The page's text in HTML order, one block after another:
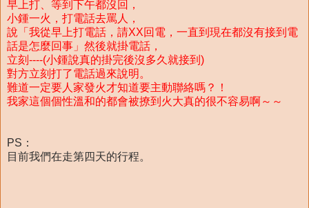
早上打、等到下午都沒回，
小鍾一火，打電話去罵人，
說「我從早上打電話，請XX回電，一直到現在都沒有接到電
話是怎麼回事」然後就掛電話，
立刻----(小鍾說真的掛完後沒多久就接到)
對方立刻打了電話過來說明。
難道一定要人家發火才知道要主動聯絡嗎？！
我家這個個性溫和的都會被撩到火大真的很不容易啊～～
PS：
目前我們在走第四天的行程。